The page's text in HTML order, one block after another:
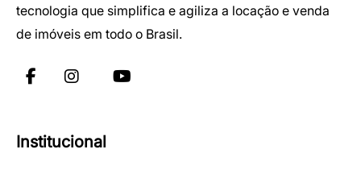
tecnologia que simplifica e agiliza a locação e venda
de imóveis em todo o Brasil.
Institucional